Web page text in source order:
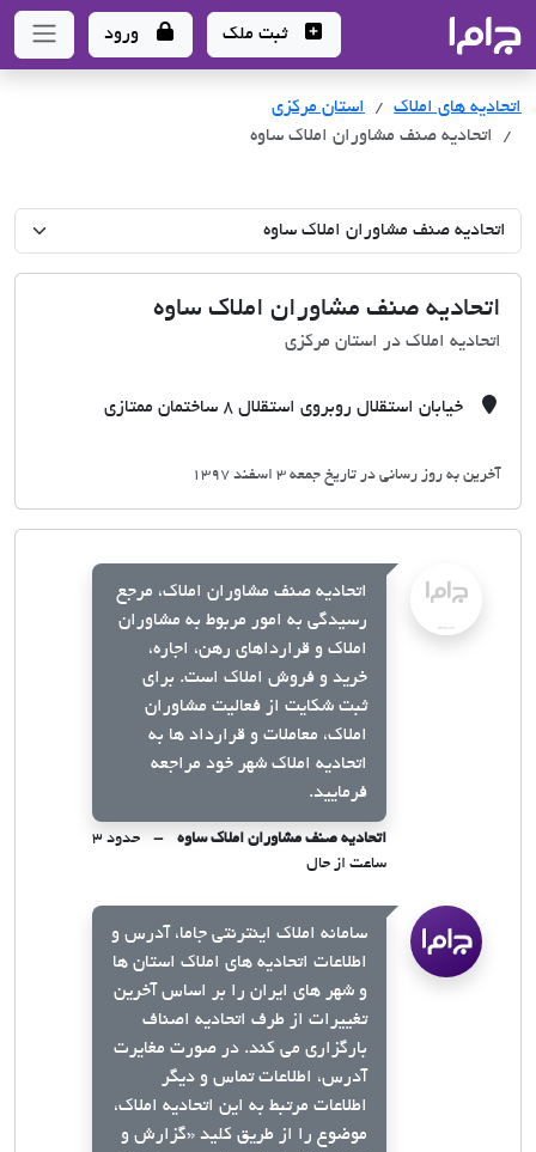
- سامانه جامع املاک و مشاورین املاک
ثبت ملک ورود
اتحادیه های املاک اتحادیه های املاک
استان مرکزی
اتحادیه صنف مشاوران املاک ساوه
اتحادیه صنف مشاوران املاک ساوه
اتحادیه املاک در استان مرکزی
خیابان استقلال روبروی استقلال 8 ساختمان ممتازی
آخرین به روز رسانی در تاریخ جمعه 3 اسفند 1397
اتحادیه صنف مشاوران املاک، مرجع
رسیدگی به امور مربوط به مشاوران
املاک و قرارداهای رهن، اجاره،
خرید و فروش املاک است. برای
ثبت شکایت از فعالیت مشاوران
املاک، معاملات و قرارداد ها به
اتحادیه املاک شهر خود مراجعه
فرمایید.
اتحادیه صنف مشاوران املاک ساوه
حدود ۳
ساعت از حال
سامانه املاک اینترنتی جاما، آدرس و
اطلاعات اتحادیه های املاک استان ها
و شهر های ایران را بر اساس آخرین
تغییرات از طرف اتحادیه اصناف
بارگزاری می کند. در صورت مغایرت
آدرس، اطلاعات تماس و دیگر
اطلاعات مرتبط به این اتحادیه املاک،
موضوع را از طریق کلید «گزارش و